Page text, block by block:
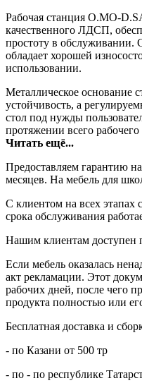
Рабочая станция O.MO-
качественного ЛДСП,
простоту в
обладает хорошей
использовании.
Металлическое основание
устойчивость, а
стол под нужды
протяжении всего
Читать ещё...
Предоставляем гарантию
месяцев. На мебель для
С клиентом на всех этапах
срока обслуживания
Нашим клиентам доступен
Если мебель оказалась
акт рекламации. Этот
рабочих дней, после чего
продукта полностью или
Бесплатная доставка и
- по Казани от 500 тр
- по - по республике